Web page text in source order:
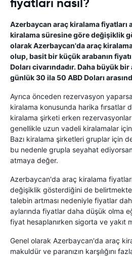
fiyatları nasıl?
Azerbaycan araç kiralama fiyatları
kiralama süresine göre değişiklik
olarak Azerbaycan'da araç
olup, basit bir küçük arabanın
Doları civarındadır. Daha büyük
günlük 30 ila 50 ABD Doları
Ayrıca önceden rezervasyon
kiralama konusunda harika fırsatlar
kiralama şirketi erken
genellikle uzun vadeli kiralamalar
Bazı kiralama şirketleri gruplar için
bu nedenle grupla seyahat
atmaya değer.
Azerbaycan'da araç kiralama
değişiklik gösterdiğini de
talebin artması nedeniyle fiyatlar
aylarında fiyatlar daha düşük olma
fiyat hesaplanırken sigorta ve yakıt
Genel olarak Azerbaycan'da araç
makuldür ve paranızın karşılığını